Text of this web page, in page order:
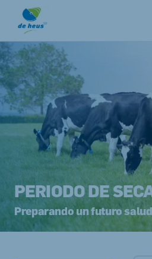
PERIODO DE
Preparando un futuro